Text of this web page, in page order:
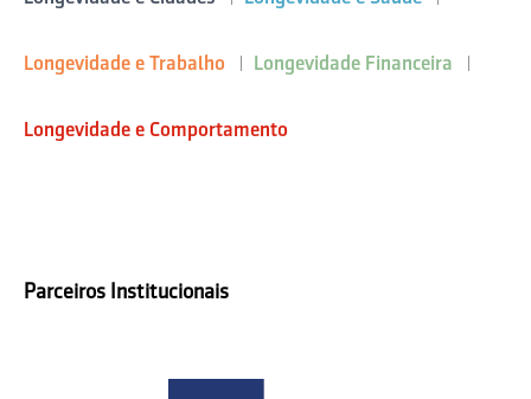
Longevidade e Trabalho Longevidade Financeira
Longevidade e Comportamento
Parceiros Institucionais